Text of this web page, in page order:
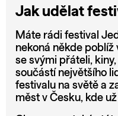
Jak udělat
Máte rádi festival
nekoná někde poblíž
se svými přáteli,
součástí největšího
festivalu na světě a
měst v Česku, kde